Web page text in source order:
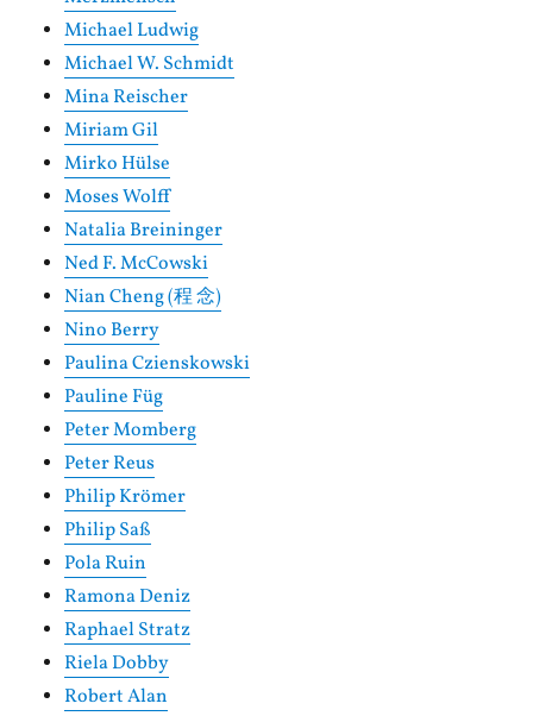
Michael Ludwig
Michael W. Schmidt
Mina Reischer
Miriam Gil
Mirko Hülse
Moses Wolff
Natalia Breininger
Ned F. McCowski
Nian Cheng (程 念)
Nino Berry
Paulina Czienskowski
Pauline Füg
Peter Momberg
Peter Reus
Philip Krömer
Philip Saß
Pola Ruin
Ramona Deniz
Raphael Stratz
Riela Dobby
Robert Alan